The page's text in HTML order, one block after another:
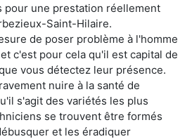
pour une prestation réellement
Saint-Hilaire.
de poser problème à l'homme
c'est pour cela qu'il est capital de
vous détectez leur présence.
nuire à la santé de
s'agit des variétés les plus
se trouvent être formés
et les éradiquer